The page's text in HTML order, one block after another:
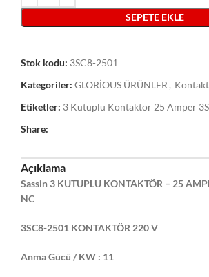
SEPETE EKLE
Stok kodu: 3SC8-2501
Kategoriler: GLORİOUS ÜRÜNLER ,
Etiketler: 3 Kutuplu Kontaktor 25 Amper
Share:
Açıklama
Sassin3 KUTUPLU KONTAKTÖR – 25
NC
3SC8-2501 KONTAKTÖR 220 V
Anma Gücü / KW : 11